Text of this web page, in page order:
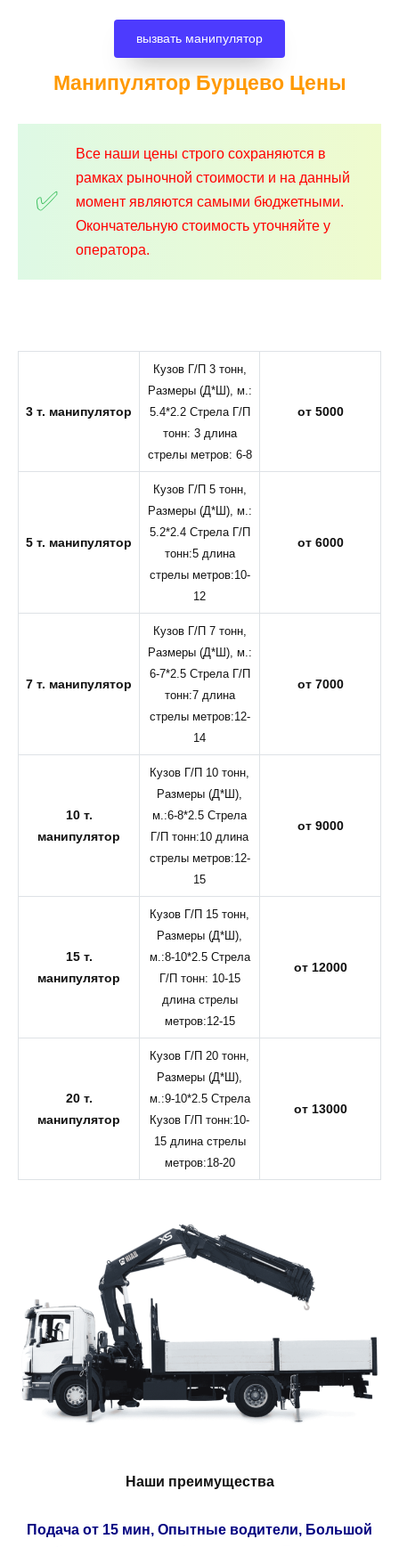
вызвать манипулятор
Манипулятор Бурцево Цены
Все наши цены строго сохраняются в
рамках рыночной стоимости и на данный
момент являются самыми бюджетными.
Окончательную стоимость уточняйте у
оператора.
3 т. манипулятор
Кузов Г/П 3 тонн,
Размеры (Д*Ш), м.:
5.4*2.2 Стрела Г/П
тонн: 3 длина
стрелы метров: 6-8
от 5000
5 т. манипулятор
Кузов Г/П 5 тонн,
Размеры (Д*Ш), м.:
5.2*2.4 Стрела Г/П
тонн:5 длина
стрелы метров:10-
12
от 6000
7 т. манипулятор
Кузов Г/П 7 тонн,
Размеры (Д*Ш), м.:
6-7*2.5 Стрела Г/П
тонн:7 длина
стрелы метров:12-
14
от 7000
10 т.
манипулятор
Кузов Г/П 10 тонн,
Размеры (Д*Ш),
м.:6-8*2.5 Стрела
Г/П тонн:10 длина
стрелы метров:12-
15
от 9000
15 т.
манипулятор
Кузов Г/П 15 тонн,
Размеры (Д*Ш),
м.:8-10*2.5 Стрела
Г/П тонн: 10-15
длина стрелы
метров:12-15
от 12000
20 т.
манипулятор
Кузов Г/П 20 тонн,
Размеры (Д*Ш),
м.:9-10*2.5 Стрела
Кузов Г/П тонн:10-
15 длина стрелы
метров:18-20
от 13000
Наши преимущества
Подача от 15 мин, Опытные водители, Большой